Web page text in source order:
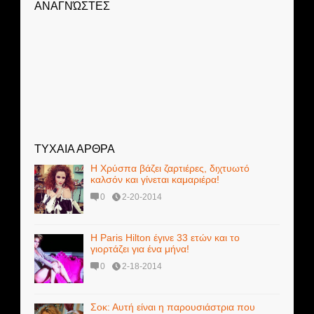
ΑΝΑΓΝΏΣΤΕΣ
ΤΥΧΑΙΑ ΑΡΘΡΑ
Η Χρύσπα βάζει ζαρτιέρες, διχτυωτό
καλσόν και γίνεται καμαριέρα!
0 2-20-2014
Η Paris Hilton έγινε 33 ετών και το
γιορτάζει για ένα μήνα!
0 2-18-2014
Σοκ: Αυτή είναι η παρουσιάστρια που